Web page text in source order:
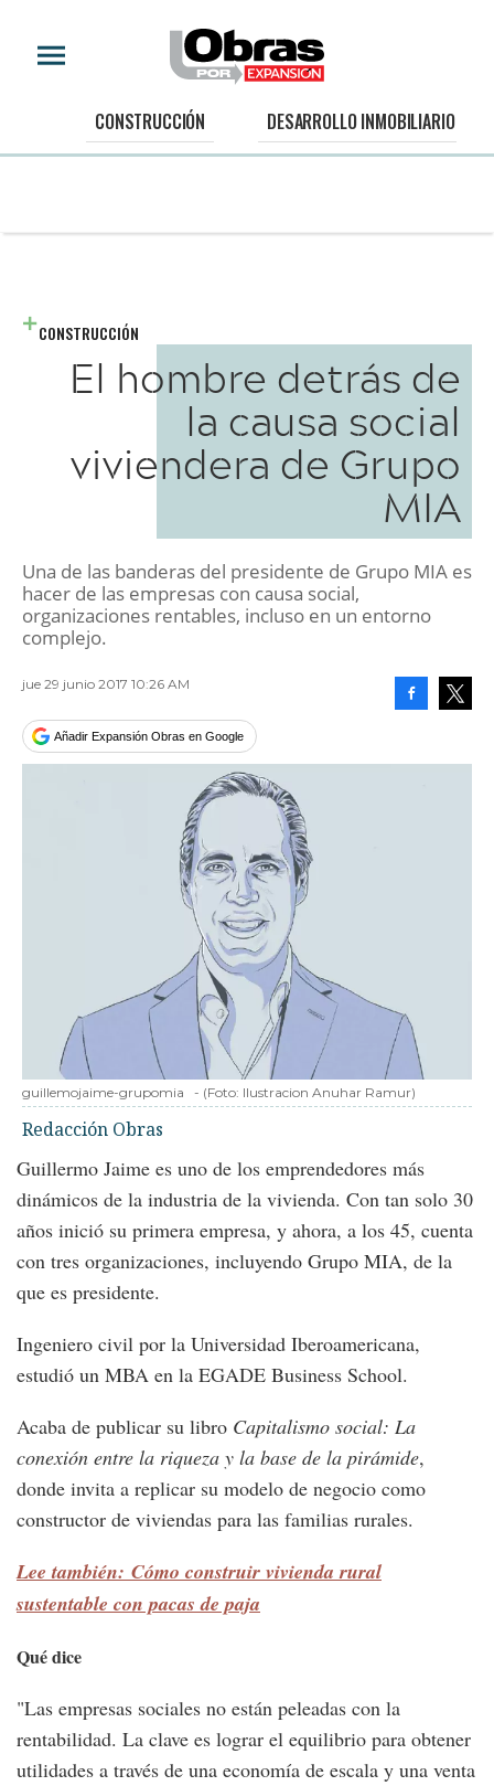
CONSTRUCCIÓN DESARROLLO INMOBILIARIO
CONSTRUCCIÓN
El hombre detrás de
la causa social
viviendera de Grupo
MIA
Una de las banderas del presidente de Grupo MIA es
hacer de las empresas con causa social,
organizaciones rentables, incluso en un entorno
complejo.
jue 29 junio 2017 10:26 AM
Añadir Expansión Obras en Google
guillemojaime-grupomia - (Foto: Ilustracion Anuhar Ramur)
Redacción Obras
Guillermo Jaime es uno de los emprendedores más
dinámicos de la industria de la vivienda. Con tan solo 30
años inició su primera empresa, y ahora, a los 45, cuenta
con tres organizaciones, incluyendo Grupo MIA, de la
que es presidente.
Ingeniero civil por la Universidad Iberoamericana,
estudió un MBA en la EGADE Business School.
Acaba de publicar su libro Capitalismo social: La
conexión entre la riqueza y la base de la pirámide,
donde invita a replicar su modelo de negocio como
constructor de viviendas para las familias rurales.
Lee también: Cómo construir vivienda rural
sustentable con pacas de paja
Qué dice
"Las empresas sociales no están peleadas con la
rentabilidad. La clave es lograr el equilibrio para obtener
utilidades a través de una economía de escala y una venta